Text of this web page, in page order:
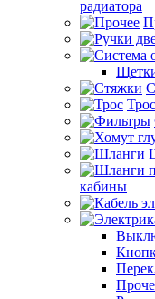
радиатора
Трос
кабины